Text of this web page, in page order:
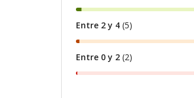
Entre 2 y 4 (5)
Entre 0 y 2 (2)